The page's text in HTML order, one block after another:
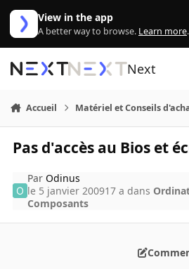
Aller au contenu
View in the app
A better way to browse. Learn more.
Next
Accueil Matériel et Conseils
Pas d'accès au Bios et
ParOdinus
le 5 janvier 200917 a dans
Composants